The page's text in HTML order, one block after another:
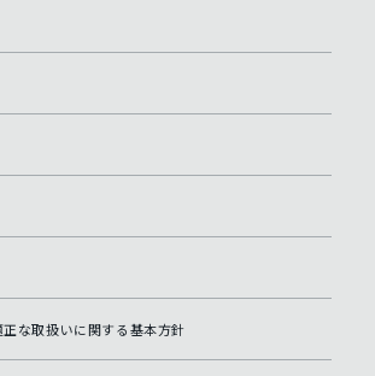
な取扱いに関する基本方針